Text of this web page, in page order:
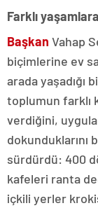
Farklı yaşamlara
Başkan Vahap
biçimlerine ev
arada yaşadığı
toplumun farklı
verdiğini,
sürdürdü: 400
kafeleri ranta
içkili yerler